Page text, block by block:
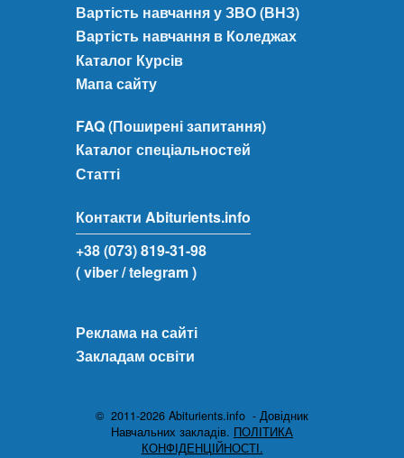
Вартість навчання у ЗВО (ВНЗ)
Вартість навчання в Коледжах
Каталог Курсів
Мапа сайту
FAQ (Поширені запитання)
Каталог спеціальностей
Статті
Контакти Abiturients.info
+38 (073) 819-31-98
( viber/ telegram )
Реклама на сайті
Закладам освіти
© 2011-2026 Abiturients.info - Довідник
Навчальних закладів. ПОЛІТИКА
КОНФІДЕНЦІЙНОСТІ.